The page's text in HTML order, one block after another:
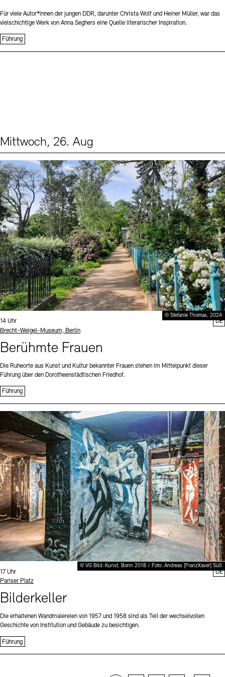
Für viele Autor*innen der jungen DDR, darunter Christa Wolf und Heiner Müller, war das
vielschichtige Werk von Anna Seghers eine Quelle literarischer Inspiration.
Führung
Mittwoch, 26. Aug
© Stefanie Thomas, 2024
Uhrzeit:
14 Uhr
Standort
Brecht-Weigel-Museum, Berlin
Berühmte Frauen
Die Ruheorte aus Kunst und Kultur bekannter Frauen stehen im Mittelpunkt dieser
Führung über den Dorotheenstädtischen Friedhof.
Führung
DE
© VG Bild-Kunst, Bonn 2018 / Foto: Andreas [FranzXaver] Süß
Uhrzeit:
17 Uhr
Standort
Pariser Platz
Bilderkeller
Die erhaltenen Wandmalereien von 1957 und 1958 sind als Teil der wechselvollen
Geschichte von Institution und Gebäude zu besichtigen.
Führung
DE